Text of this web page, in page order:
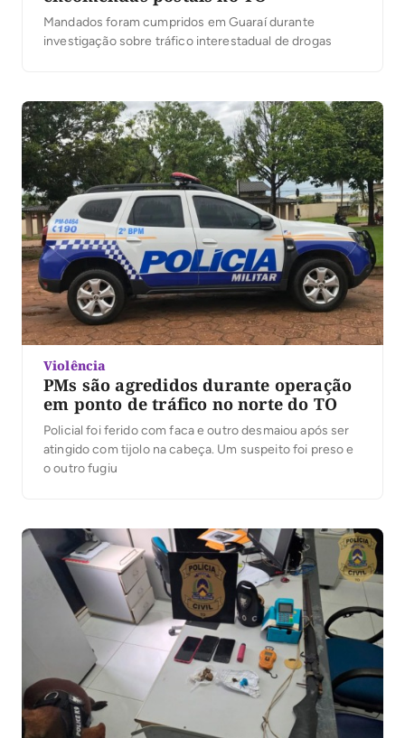
Mandados foram cumpridos em Guaraí durante
investigação sobre tráfico interestadual de drogas
Violência
PMs são agredidos durante operação
em ponto de tráfico no norte do TO
Policial foi ferido com faca e outro desmaiou após ser
atingido com tijolo na cabeça. Um suspeito foi preso e
o outro fugiu